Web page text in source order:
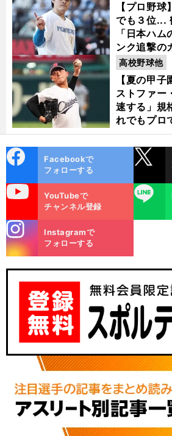
【プロ野
でも３位...
「日本ハ
ンク追撃の
【夏の甲
ストファー
速する」規
れでもプロ
選ぶ理由
高校野球他
ok
Facebookで
フォローする
YouTubeで
チャンネル登録
LINE
m
Instagramで
フォローする